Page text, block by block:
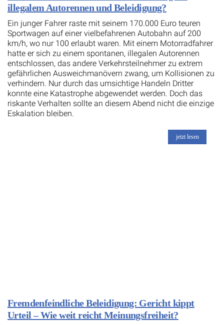
illegalem Autorennen und Beleidigung?
Ein junger Fahrer raste mit seinem 170.000 Euro teuren
Sportwagen auf einer vielbefahrenen Autobahn auf 200
km/h, wo nur 100 erlaubt waren. Mit einem Motorradfahrer
hatte er sich zu einem spontanen, illegalen Autorennen
entschlossen, das andere Verkehrsteilnehmer zu extrem
gefährlichen Ausweichmanövern zwang, um Kollisionen zu
verhindern. Nur durch das umsichtige Handeln Dritter
konnte eine Katastrophe abgewendet werden. Doch das
riskante Verhalten sollte an diesem Abend nicht die einzige
Eskalation bleiben.
jetzt lesen
Fremdenfeindliche Beleidigung: Gericht kippt
Urteil – Wie weit reicht Meinungsfreiheit?